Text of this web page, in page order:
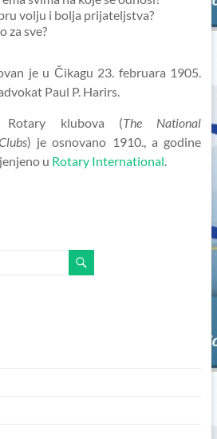
volju i bolja prijateljstva?
za sve?
je u Čikagu 23. februara 1905.
Paul P. Harirs.
Rotary klubova (The National
) je osnovano 1910., a godine
u Rotary International.